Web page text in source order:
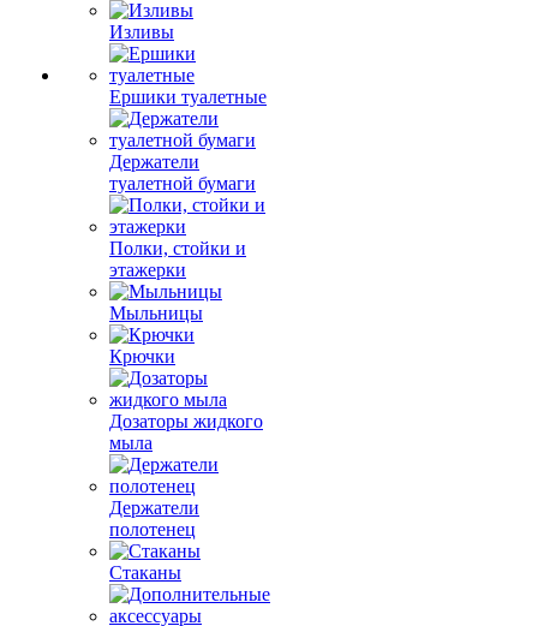
Изливы
Ершики туалетные
Держатели
туалетной бумаги
Полки, стойки и
этажерки
Мыльницы
Крючки
Дозаторы жидкого
мыла
Держатели
полотенец
Стаканы